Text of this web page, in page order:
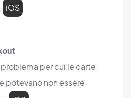
iOS
problema per cui le carte
potevano non essere